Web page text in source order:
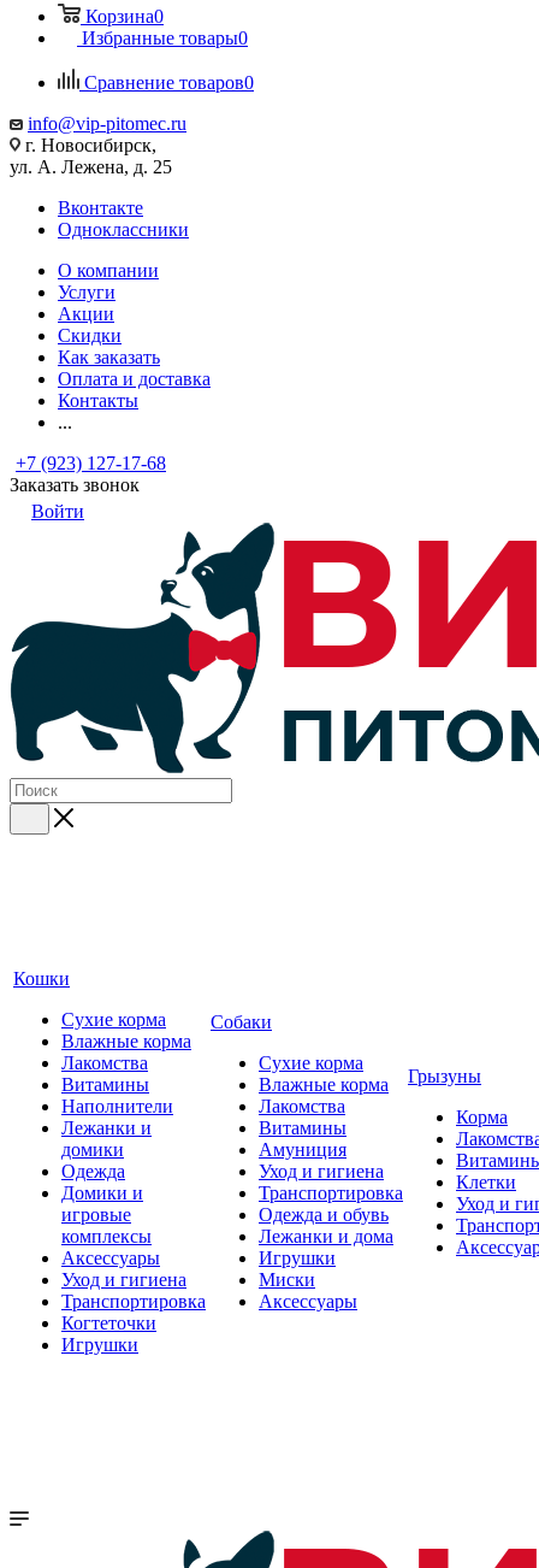
Корзина0
Избранные товары0
Сравнение товаров0
info@vip-pitomec.ru
г. Новосибирск,
ул. А. Лежена, д. 25
Вконтакте
Одноклассники
О компании
Услуги
Акции
Скидки
Как заказать
Оплата и доставка
Контакты
...
+7 (923) 127-17-68
Заказать звонок
Войти
Кошки
Сухие корма
Влажные корма
Лакомства
Витамины
Наполнители
Лежанки и
домики
Одежда
Домики и
игровые
комплексы
Аксессуары
Уход и гигиена
Транспортировка
Когтеточки
Игрушки
Собаки
Сухие корма
Влажные корма
Лакомства
Витамины
Амуниция
Уход и гигиена
Транспортировка
Одежда и обувь
Лежанки и дома
Игрушки
Миски
Аксессуары
Грызуны
Корма
Клетки
Уход и